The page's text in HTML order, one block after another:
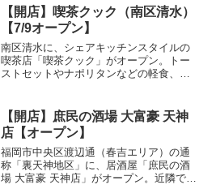
Trattoria tano(...
【開店】喫茶クック（南区清水）
【7/9オープン】
南区清水に、シェアキッチンスタイルの
喫茶店「喫茶クック」がオープン。トー
ストセットやナポリタンなどの軽食、水
る 喫茶クック(@kissacook)がシェアし
た...
【開店】庶民の酒場 大富豪 天神
店【オープン】
福岡市中央区渡辺通（春吉エリア）の通
称「裏天神地区」に、居酒屋「庶民の酒
場 大富豪 天神店」がオープン。近隣で営